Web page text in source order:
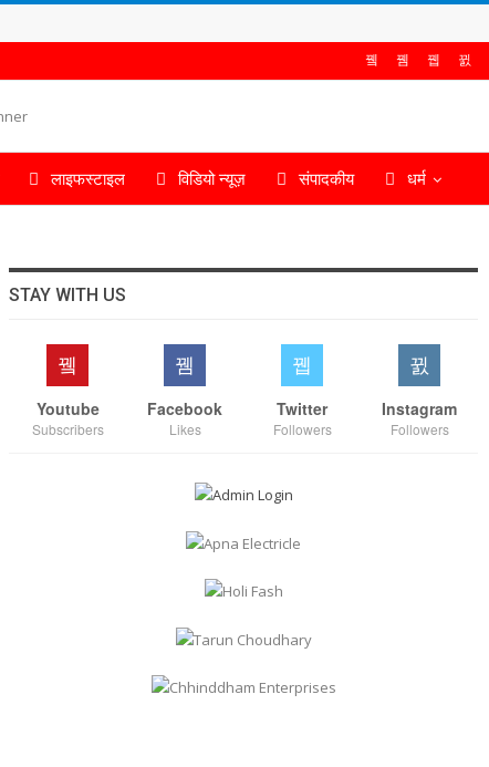
लाइफस्टाइल विडियो न्यूज़ संपादकीय धर्म
STAY WITH US
Youtube
Subscribers
Facebook
Likes
Twitter
Followers
Instagram
Followers